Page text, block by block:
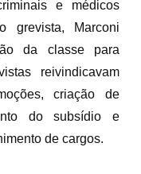
e médicos
grevista, Marconi
da classe para
reivindicavam
criação de
do subsídio e
de cargos.